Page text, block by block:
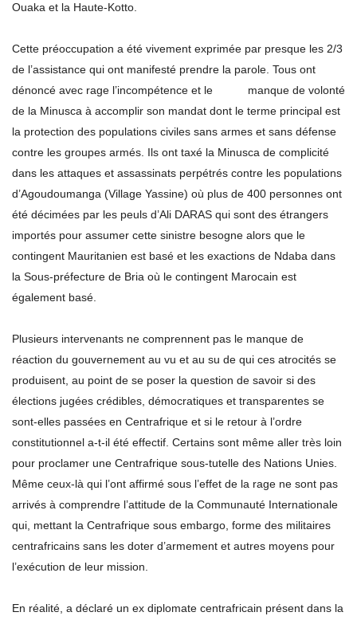
Ouaka et la Haute-Kotto.
Cette préoccupation a été vivement exprimée par presque les 2/3
de l’assistance qui ont manifesté prendre la parole. Tous ont
dénoncé avec rage l’incompétence et le manque de volonté
de la Minusca à accomplir son mandat dont le terme principal est
la protection des populations civiles sans armes et sans défense
contre les groupes armés. Ils ont taxé la Minusca de complicité
dans les attaques et assassinats perpétrés contre les populations
d’Agoudoumanga (Village Yassine) où plus de 400 personnes ont
été décimées par les peuls d’Ali DARAS qui sont des étrangers
importés pour assumer cette sinistre besogne alors que le
contingent Mauritanien est basé et les exactions de Ndaba dans
la Sous-préfecture de Bria où le contingent Marocain est
également basé.
Plusieurs intervenants ne comprennent pas le manque de
réaction du gouvernement au vu et au su de qui ces atrocités se
produisent, au point de se poser la question de savoir si des
élections jugées crédibles, démocratiques et transparentes se
sont-elles passées en Centrafrique et si le retour à l’ordre
constitutionnel a-t-il été effectif. Certains sont même aller très loin
pour proclamer une Centrafrique sous-tutelle des Nations Unies.
Même ceux-là qui l’ont affirmé sous l’effet de la rage ne sont pas
arrivés à comprendre l’attitude de la Communauté Internationale
qui, mettant la Centrafrique sous embargo, forme des militaires
centrafricains sans les doter d’armement et autres moyens pour
l’exécution de leur mission.
En réalité, a déclaré un ex diplomate centrafricain présent dans la